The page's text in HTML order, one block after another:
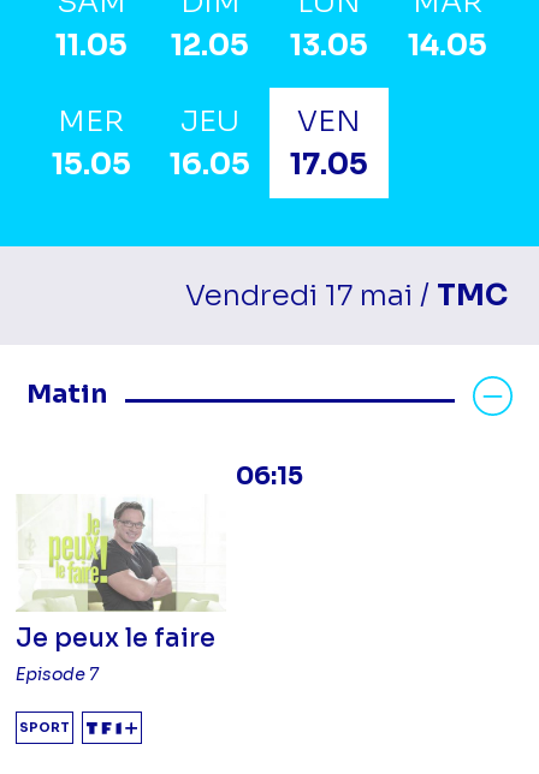
11.05
12.05
13.05
14.05
MER
15.05
JEU
16.05
VEN
17.05
Vendredi 17 mai / TMC
Matin
Masquer les programmes Matin
06:15
Je peux le faire
Episode 7
SPORT